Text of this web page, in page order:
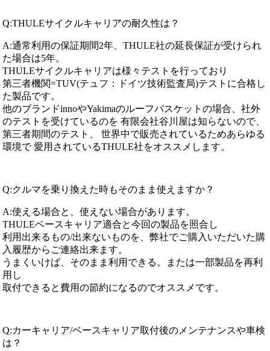
Q:THULEサイクルキャリアの耐久性は？
A:通常利用の保証期間2年、THULE社の延長保証が受けられ
た場合は5年。
THULEサイクルキャリアは様々テストを行っており
第三者機関=TUV(テュフ：ドイツ技術監査局)テストに合格し
た製品です。
他のブランドinnoやYakimaのルーフバスケットの場合、社外
のテストを受けているのを 有限会社谷川屋は知らないので、
第三者期間のテスト、 世界中で販売されているためあらゆる
環境で 愛用されているTHULE社をオススメします。
Q:クルマを乗り換えた時もそのまま使えますか？
A:使える場合と、使えない場合があります。
THULEベースキャリア適合と今回の製品を照合し
利用出来るもの/出来ないものを、弊社でご購入いただいた購
入履歴からご連絡出来ます。
うまくいけば、そのまま利用できる。または一部製品を再利
用し
取付できると費用の節約になるのでオススメです。
Q:カーキャリア/ベースキャリア取付後のメンテナンスや車検
は？